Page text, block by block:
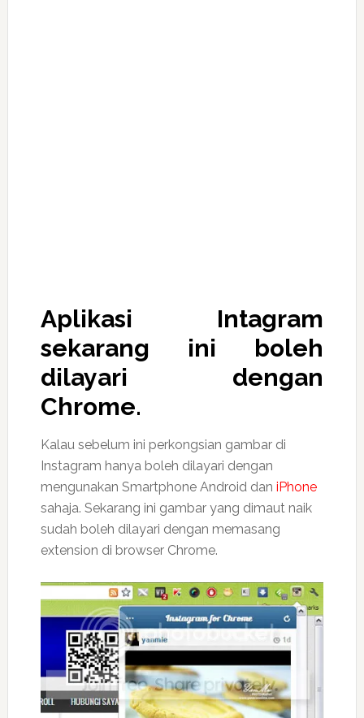
Aplikasi Intagram
sekarang ini boleh
dilayari dengan
Chrome.
Kalau sebelum ini perkongsian gambar di
Instagram hanya boleh dilayari dengan
mengunakan Smartphone Android dan iPhone
sahaja. Sekarang ini gambar yang dimaut naik
sudah boleh dilayari dengan memasang
extension di browser Chrome.